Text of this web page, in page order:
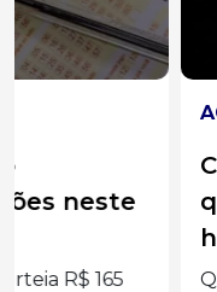
Carro sai da
quatro
hospital no
Quatro ocupantes